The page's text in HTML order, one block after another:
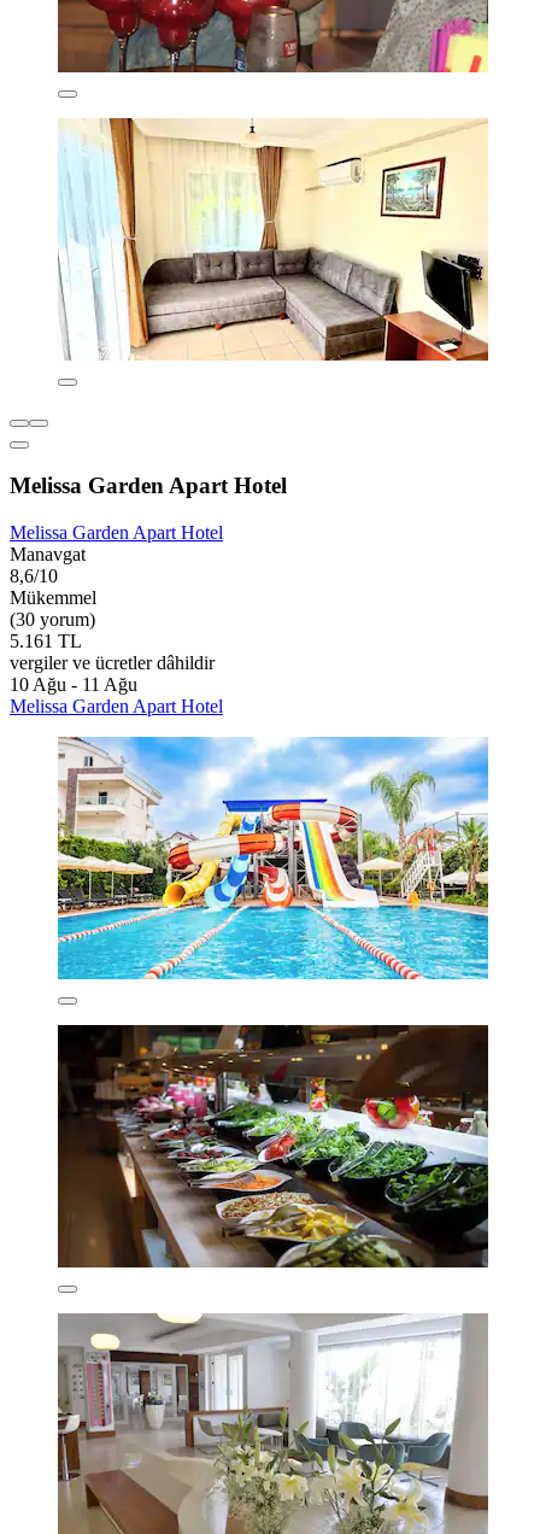
Melissa Garden Apart Hotel
Melissa Garden Apart Hotel
Manavgat
8,6/10
Mükemmel
(30 yorum)
5.161 TL
vergiler ve ücretler dâhildir
10 Ağu - 11 Ağu
Melissa Garden Apart Hotel